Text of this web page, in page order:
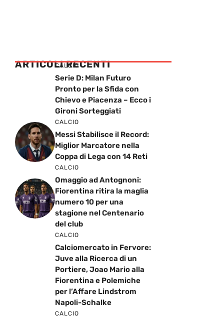
ARTICOLI RECENTI
CALCIO
Serie D: Milan Futuro
Pronto per la Sfida con
Chievo e Piacenza – Ecco i
Gironi Sorteggiati
CALCIO
Messi Stabilisce il Record:
Miglior Marcatore nella
Coppa di Lega con 14 Reti
CALCIO
Omaggio ad Antognoni:
Fiorentina ritira la maglia
numero 10 per una
stagione nel Centenario
del club
CALCIO
Calciomercato in Fervore:
Juve alla Ricerca di un
Portiere, Joao Mario alla
Fiorentina e Polemiche
per l’Affare Lindstrom
Napoli-Schalke
CALCIO